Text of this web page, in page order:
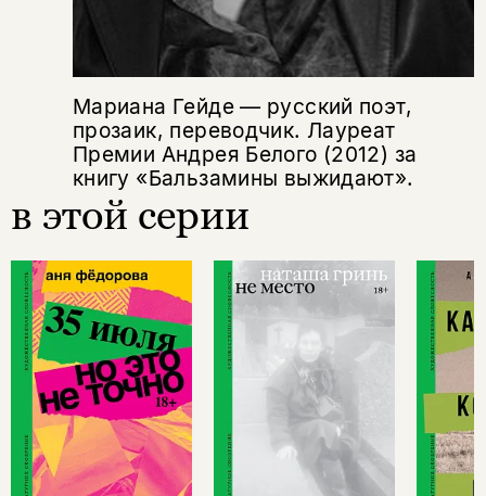
Мариана Гейде — русский поэт,
прозаик, переводчик. Лауреат
Премии Андрея Белого (2012) за
книгу «Бальзамины выжидают».
в этой серии